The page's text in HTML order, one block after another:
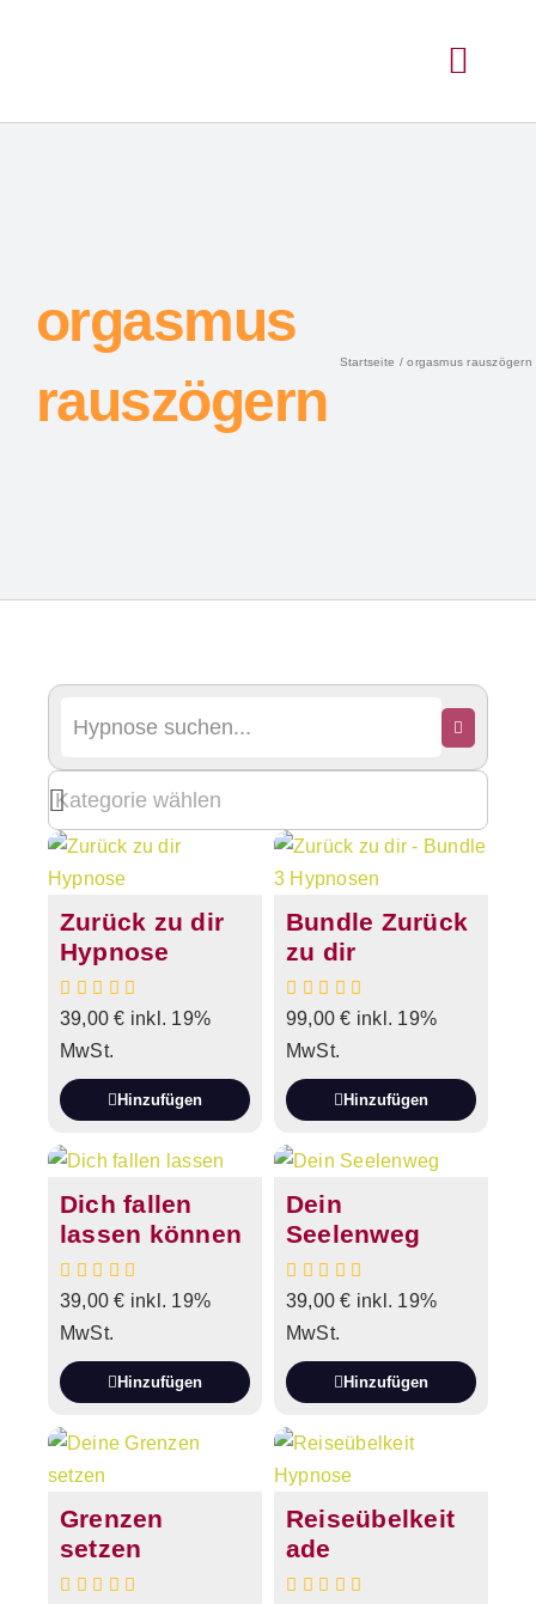
orgasmus
rauszögern
Startseite orgasmus rauszögern
Zurück zu dir
Hypnose
39,00€ inkl. 19%
MwSt.
Hinzufügen
Bundle Zurück
zu dir
99,00€ inkl. 19%
MwSt.
Hinzufügen
Dich fallen
lassen können
39,00€ inkl. 19%
MwSt.
Hinzufügen
Dein
Seelenweg
39,00€ inkl. 19%
MwSt.
Hinzufügen
Grenzen
setzen
Reiseübelkeit
ade